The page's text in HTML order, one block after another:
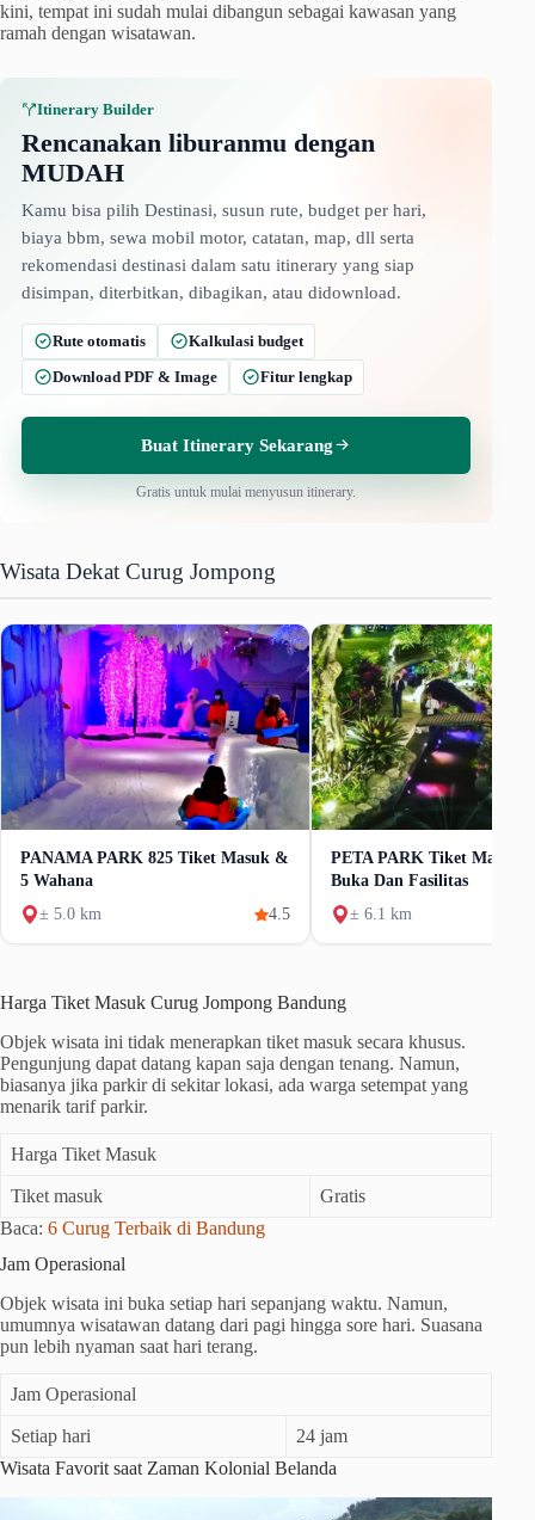
kini, tempat ini sudah mulai dibangun sebagai kawasan yang
ramah dengan wisatawan.
Itinerary Builder
Rencanakan liburanmu dengan
MUDAH
Kamu bisa pilih Destinasi, susun rute, budget per hari,
biaya bbm, sewa mobil motor, catatan, map, dll serta
rekomendasi destinasi dalam satu itinerary yang siap
disimpan, diterbitkan, dibagikan, atau didownload.
Rute otomatis
Kalkulasi budget
Download PDF & Image
Fitur lengkap
Buat Itinerary Sekarang
Gratis untuk mulai menyusun itinerary.
Wisata Dekat Curug Jompong
PANAMA PARK 825 Tiket Masuk &
5 Wahana
± 5.0 km
4.5
PETA PARK Tiket Masuk,
Buka Dan Fasilitas
± 6.1 km
Harga Tiket Masuk Curug Jompong Bandung
Objek wisata ini tidak menerapkan tiket masuk secara khusus.
Pengunjung dapat datang kapan saja dengan tenang. Namun,
biasanya jika parkir di sekitar lokasi, ada warga setempat yang
menarik tarif parkir.
Harga Tiket Masuk
Tiket masuk
Gratis
Baca: 6 Curug Terbaik di Bandung
Jam Operasional
Objek wisata ini buka setiap hari sepanjang waktu. Namun,
umumnya wisatawan datang dari pagi hingga sore hari. Suasana
pun lebih nyaman saat hari terang.
Jam Operasional
Setiap hari
24 jam
Wisata Favorit saat Zaman Kolonial Belanda